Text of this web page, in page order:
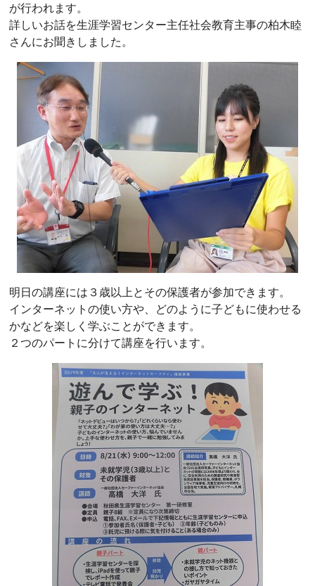
が行われます。
詳しいお話を生涯学習センター主任社会教育主事の柏木睦
さんにお聞きしました。
明日の講座には３歳以上とその保護者が参加できます。
インターネットの使い方や、どのように子どもに使わせる
かなどを楽しく学ぶことができます。
２つのパートに分けて講座を行います。